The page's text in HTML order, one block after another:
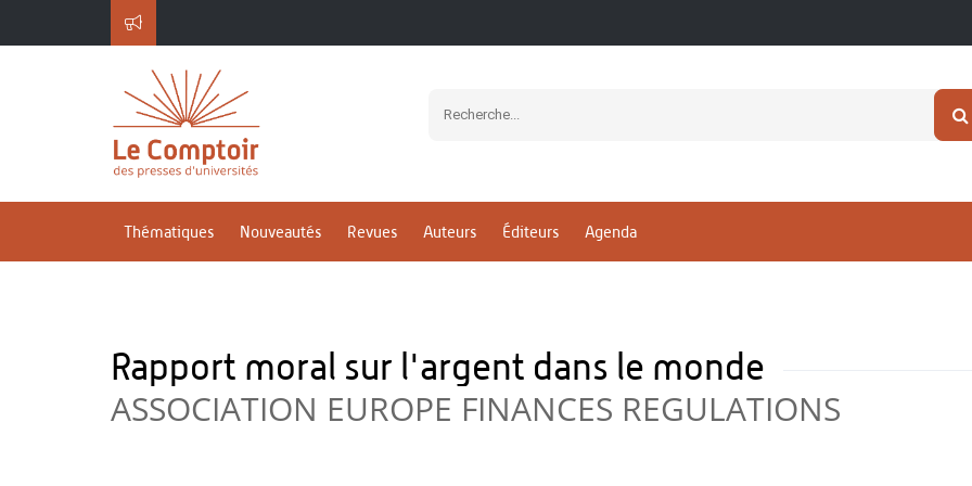
Thématiques Nouveautés Revues Auteurs Éditeurs Agenda
Rapport moral sur l'argent dans le monde
ASSOCIATION EUROPE FINANCES REGULATIONS